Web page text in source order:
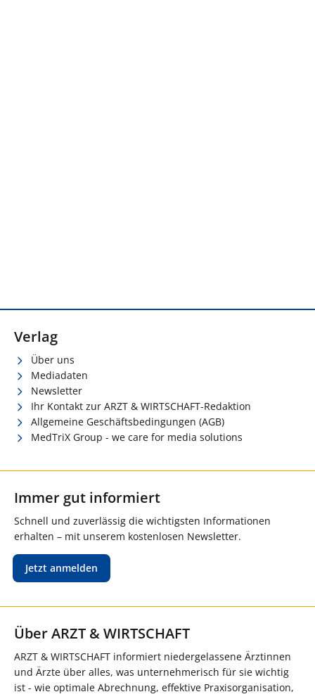
Verlag
Über uns
Mediadaten
Newsletter
Ihr Kontakt zur ARZT & WIRTSCHAFT-Redaktion
Allgemeine Geschäftsbedingungen (AGB)
MedTriX Group - we care for media solutions
Immer gut informiert
Schnell und zuverlässig die wichtigsten Informationen
erhalten – mit unserem kostenlosen Newsletter.
Jetzt anmelden
Über ARZT & WIRTSCHAFT
ARZT & WIRTSCHAFT informiert niedergelassene Ärztinnen
und Ärzte über alles, was unternehmerisch für sie wichtig
ist - wie optimale Abrechnung, effektive Praxisorganisation,